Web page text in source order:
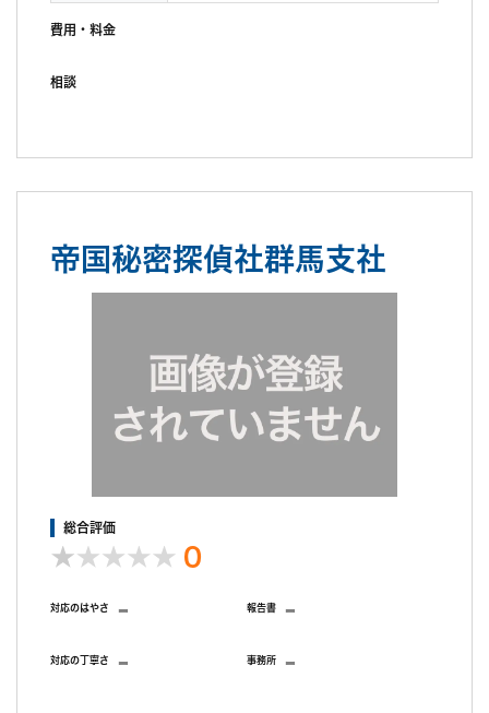
費用・料金
相談
帝国秘密探偵社群馬支社
総合評価
0
対応のはやさ - 報告書 -
対応の丁寧さ - 事務所 -